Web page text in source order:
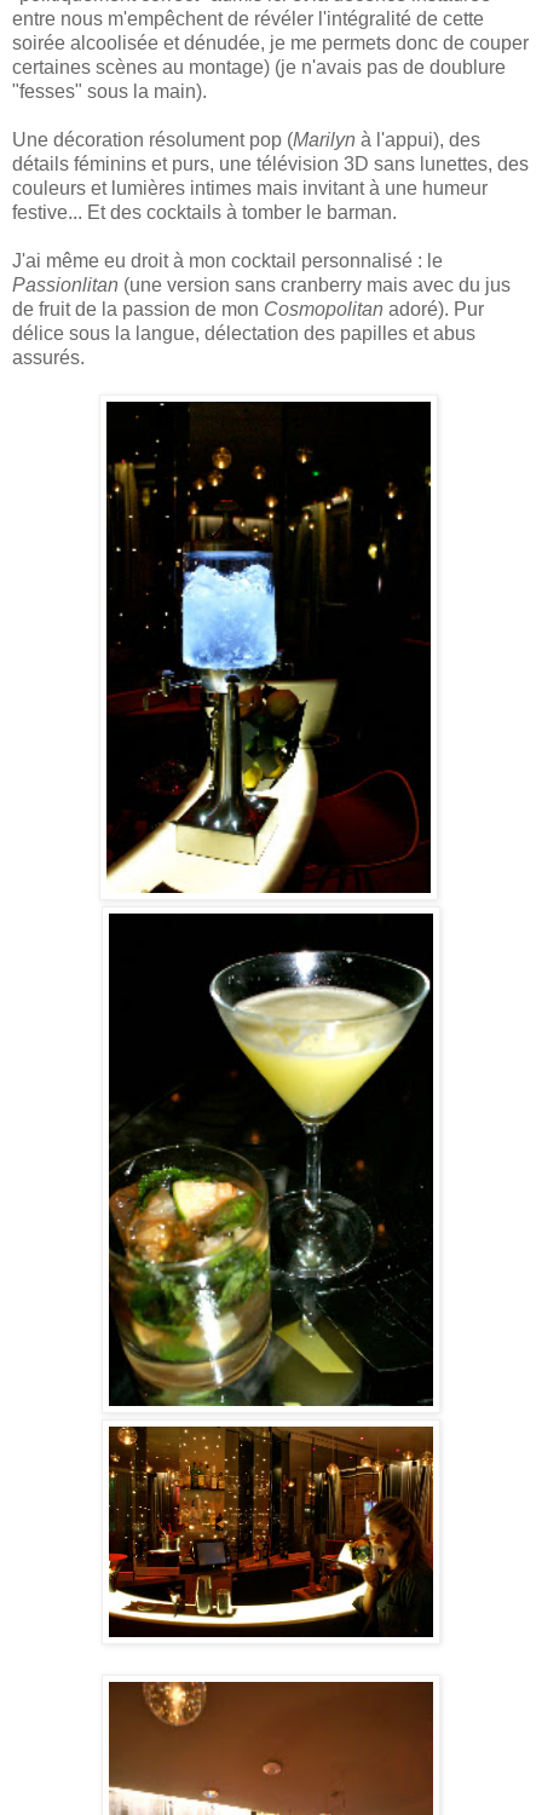
entre nous m'empêchent de révéler l'intégralité de cette
soirée alcoolisée et dénudée, je me permets donc de couper
certaines scènes au montage) (je n'avais pas de doublure
"fesses" sous la main).
Une décoration résolument pop (Marilyn à l'appui), des
détails féminins et purs, une télévision 3D sans lunettes, des
couleurs et lumières intimes mais invitant à une humeur
festive... Et des cocktails à tomber le barman.
J'ai même eu droit à mon cocktail personnalisé : le
Passionlitan (une version sans cranberry mais avec du jus
de fruit de la passion de mon Cosmopolitan adoré). Pur
délice sous la langue, délectation des papilles et abus
assurés.